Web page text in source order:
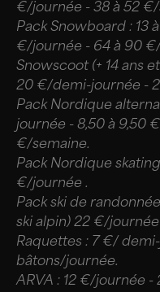
€/journée - 38 à 52 €/
Pack Snowboard : 13
€/journée - 64 à 90
Snowscoot (+ 14 ans
20 €/demi-journée -
Pack Nordique
journée - 8,50 à 9,50
€/semaine.
Pack Nordique
€/journée .
Pack ski de
ski alpin) 22 €/journée
Raquettes : 7 €/
bâtons/journée.
ARVA : 12 €/journée -